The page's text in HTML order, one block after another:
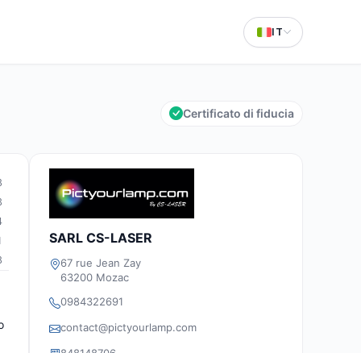
IT
Certificato di fiducia
SARL CS-LASER
67 rue Jean Zay
63200 Mozac
0984322691
contact@pictyourlamp.com